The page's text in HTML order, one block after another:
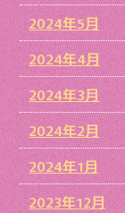
2024年5月
2024年4月
2024年3月
2024年2月
2024年1月
2023年12月